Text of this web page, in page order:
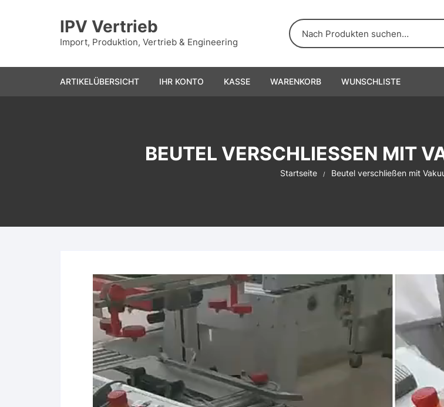
IPV Vertrieb
Import, Produktion, Vertrieb & Engineering
ARTIKELÜBERSICHT IHR KONTO KASSE WARENKORB WUNSCHLISTE
BEUTEL VERSCHLIESSEN MIT
Startseite Beutel verschließen mit